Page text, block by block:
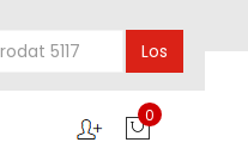
Los
0